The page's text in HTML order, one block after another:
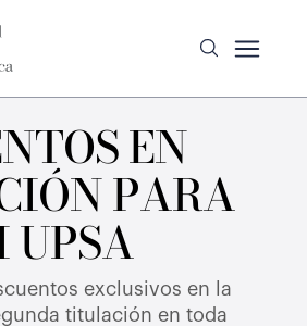
EN
PARA
exclusivos en la
titulación en toda